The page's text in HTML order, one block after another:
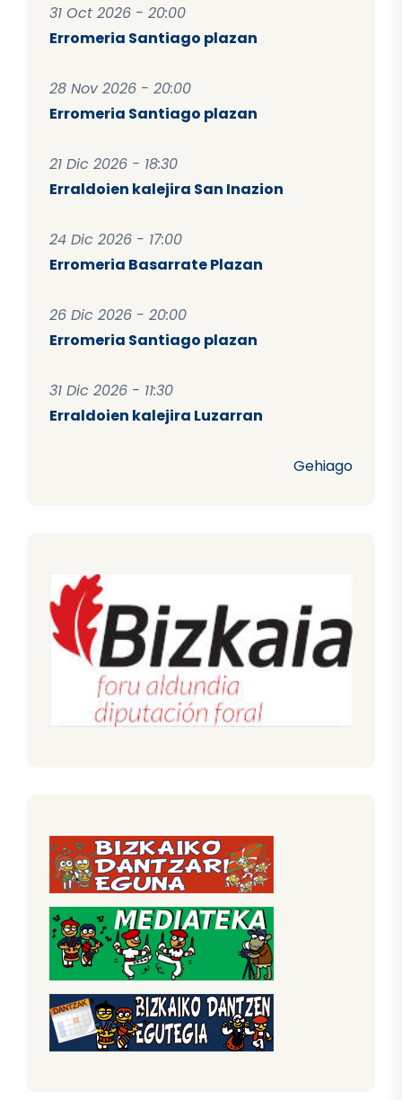
31 Oct 2026 - 20:00
Erromeria Santiago plazan
28 Nov 2026 - 20:00
Erromeria Santiago plazan
21 Dic 2026 - 18:30
Erraldoien kalejira San Inazion
24 Dic 2026 - 17:00
Erromeria Basarrate Plazan
26 Dic 2026 - 20:00
Erromeria Santiago plazan
31 Dic 2026 - 11:30
Erraldoien kalejira Luzarran
Gehiago